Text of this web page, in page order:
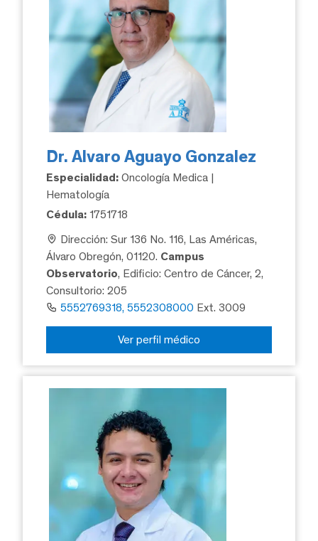
Dr. Alvaro Aguayo Gonzalez
Especialidad: Oncología Medica |
Hematología
Cédula: 1751718
Dirección: Sur 136 No. 116, Las Américas,
Álvaro Obregón, 01120. Campus
Observatorio, Edificio: Centro de Cáncer, 2,
Consultorio: 205
5552769318, 5552308000 Ext. 3009
Ver perfil médico